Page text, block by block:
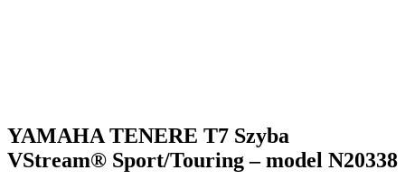
YAMAHA TENERE T7 Szyba
VStream® Sport/Touring – model N20338